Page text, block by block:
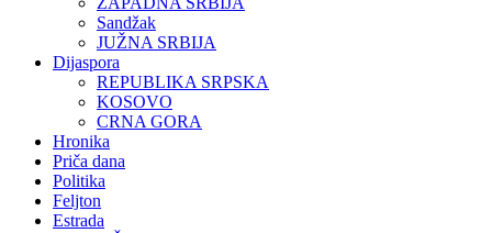
Sandžak
JUŽNA SRBIJA
Dijaspora
REPUBLIKA SRPSKA
KOSOVO
CRNA GORA
Hronika
Priča dana
Politika
Feljton
Estrada